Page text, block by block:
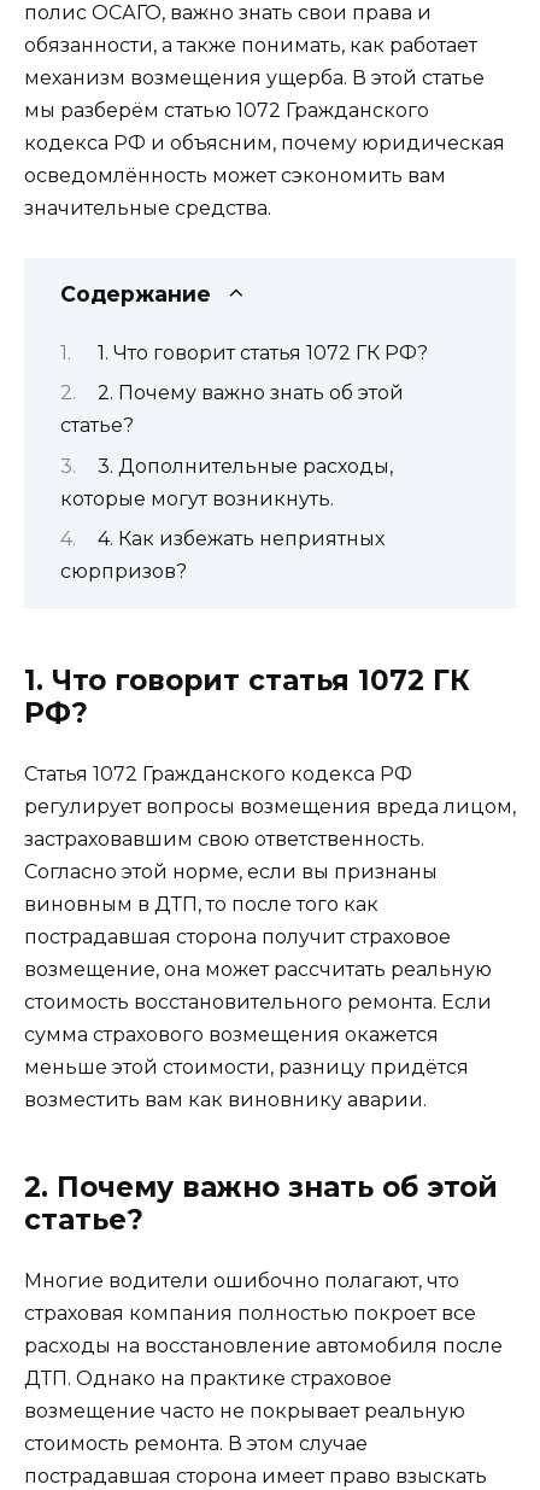
полис ОСАГО, важно знать свои права и
обязанности, а также понимать, как работает
механизм возмещения ущерба. В этой статье
мы разберём статью 1072 Гражданского
кодекса РФ и объясним, почему юридическая
осведомлённость может сэкономить вам
значительные средства.
Содержание
1. Что говорит статья 1072 ГК РФ?
2. Почему важно знать об этой
статье?
3. Дополнительные расходы,
которые могут возникнуть.
4. Как избежать неприятных
сюрпризов?
1. Что говорит статья 1072 ГК
РФ?
Статья 1072 Гражданского кодекса РФ
регулирует вопросы возмещения вреда лицом,
застраховавшим свою ответственность.
Согласно этой норме, если вы признаны
виновным в ДТП, то после того как
пострадавшая сторона получит страховое
возмещение, она может рассчитать реальную
стоимость восстановительного ремонта. Если
сумма страхового возмещения окажется
меньше этой стоимости, разницу придётся
возместить вам как виновнику аварии.
2. Почему важно знать об этой
статье?
Многие водители ошибочно полагают, что
страховая компания полностью покроет все
расходы на восстановление автомобиля после
ДТП. Однако на практике страховое
возмещение часто не покрывает реальную
стоимость ремонта. В этом случае
пострадавшая сторона имеет право взыскать